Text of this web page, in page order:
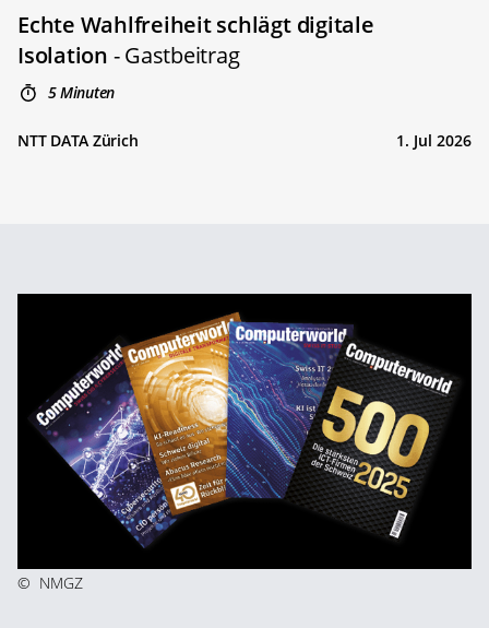
Echte Wahlfreiheit schlägt digitale
Isolation - Gastbeitrag
5 Minuten
NTT DATA Zürich 1. Jul 2026
© NMGZ